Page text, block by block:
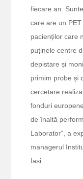
fiecare an.
care are un
pacienților care
puținele centre
depistare și
primim probe și
cercetare
fonduri
de înaltă
Laborator”, a
managerul
Iași.